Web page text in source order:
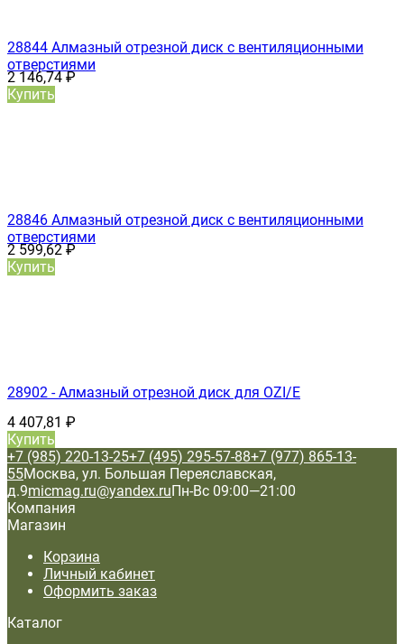
28844 Алмазный отрезной диск с вентиляционными
отверстиями
2 146,74₽
Купить
28846 Алмазный отрезной диск с вентиляционными
отверстиями
2 599,62₽
Купить
28902 - Алмазный отрезной диск для OZI/E
4 407,81 ₽
Купить
+7 (985) 220-13-25+7 (495) 295-57-88+7 (977) 865-13-
55Москва, ул. Большая Переяславская,
д.9micmag.ru@yandex.ruПн-Вс 09:00—21:00
Компания
Магазин
Корзина
Личный кабинет
Оформить заказ
Каталог